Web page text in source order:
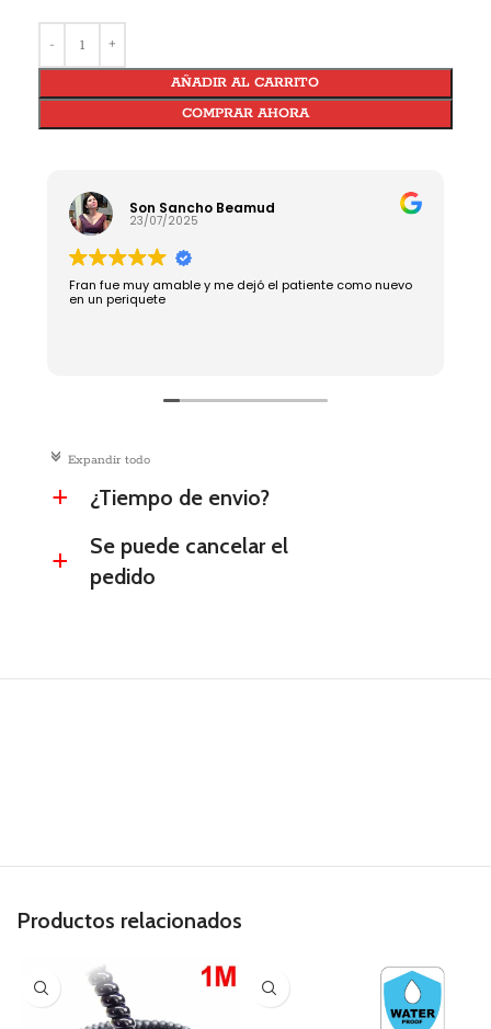
Son Sancho Beamud
23/07/2025
Fran fue muy amable y me dejó el patiente como nuevo
en un periquete
c Expandir todo
a ¿Tiempo de envio?
a
Se puede cancelar el
pedido
AÑADIR AL CARRITO
COMPRAR AHORA
Productos relacionados